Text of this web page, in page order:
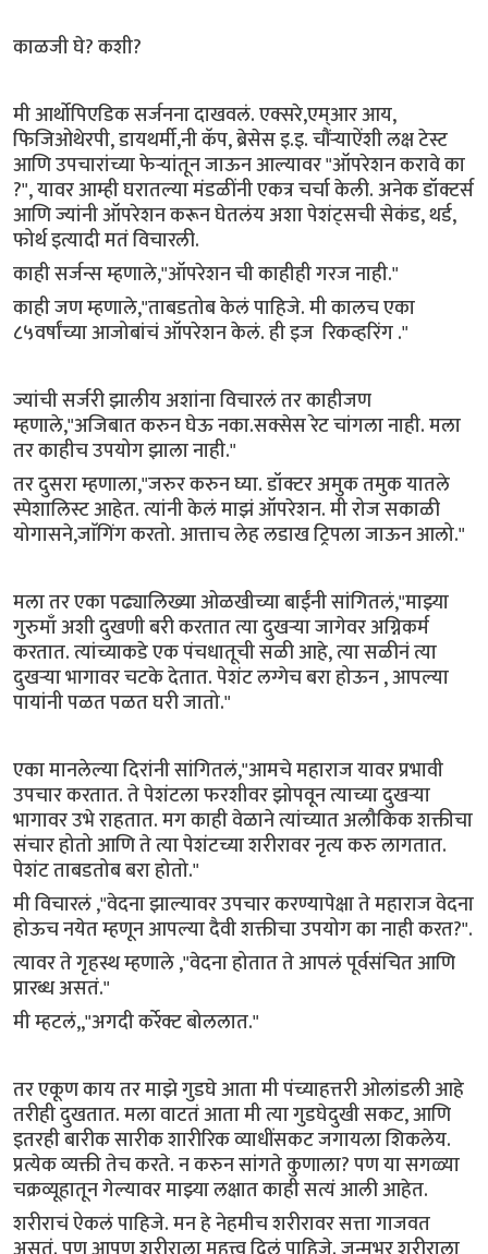
काळजी घे? कशी?
मी आर्थोपिएडिक सर्जनना दाखवलं. एक्सरे,एम्आर आय,
फिजिओथेरपी, डायथर्मी,नी कॅप, ब्रेसेस इ.इ. चौंऱ्याऐंशी लक्ष टेस्ट
आणि उपचारांच्या फेऱ्यांतून जाऊन आल्यावर "ऑपरेशन करावे का
?", यावर आम्ही घरातल्या मंडळींनी एकत्र चर्चा केली. अनेक डॉक्टर्स
आणि ज्यांनी ऑपरेशन करून घेतलंय अशा पेशंट्सची सेकंड, थर्ड,
फोर्थ इत्यादी मतं विचारली.
काही सर्जन्स म्हणाले,"ऑपरेशन ची काहीही गरज नाही."
काही जण म्हणाले,"ताबडतोब केलं पाहिजे. मी कालच एका
८५वर्षांच्या आजोबांचं ऑपरेशन केलं. ही इज रिकव्हरिंग ."
ज्यांची सर्जरी झालीय अशांना विचारलं तर काहीजण
म्हणाले,"अजिबात करुन घेऊ नका.सक्सेस रेट चांगला नाही. मला
तर काहीच उपयोग झाला नाही."
तर दुसरा म्हणाला,"जरुर करुन घ्या. डॉक्टर अमुक तमुक यातले
स्पेशालिस्ट आहेत. त्यांनी केलं माझं ऑपरेशन. मी रोज सकाळी
योगासने,जाॅगिंग करतो. आत्ताच लेह लडाख ट्रिपला जाऊन आलो."
मला तर एका पढ्यालिख्या ओळखीच्या बाईंनी सांगितलं,"माझ्या
गुरुमाँ अशी दुखणी बरी करतात त्या दुखऱ्या जागेवर अग्निकर्म
करतात. त्यांच्याकडे एक पंचधातूची सळी आहे, त्या सळीनं त्या
दुखऱ्या भागावर चटके देतात. पेशंट लग्गेच बरा होऊन , आपल्या
पायांनी पळत पळत घरी जातो."
एका मानलेल्या दिरांनी सांगितलं,"आमचे महाराज यावर प्रभावी
उपचार करतात. ते पेशंटला फरशीवर झोपवून त्याच्या दुखऱ्या
भागावर उभे राहतात. मग काही वेळाने त्यांच्यात अलौकिक शक्तीचा
संचार होतो आणि ते त्या पेशंटच्या शरीरावर नृत्य करु लागतात.
पेशंट ताबडतोब बरा होतो."
मी विचारलं ,"वेदना झाल्यावर उपचार करण्यापेक्षा ते महाराज वेदना
होऊच नयेत म्हणून आपल्या दैवी शक्तीचा उपयोग का नाही करत?".
त्यावर ते गृहस्थ म्हणाले ,"वेदना होतात ते आपलं पूर्वसंचित आणि
प्रारब्ध असतं."
मी म्हटलं,,"अगदी कर्रेक्ट बोललात."
तर एकूण काय तर माझे गुडघे आता मी पंच्याहत्तरी ओलांडली आहे
तरीही दुखतात. मला वाटतं आता मी त्या गुडघेदुखी सकट, आणि
इतरही बारीक सारीक शारीरिक व्याधींसकट जगायला शिकलेय.
प्रत्येक व्यक्ती तेच करते. न करुन सांगते कुणाला? पण या सगळ्या
चक्रव्यूहातून गेल्यावर माझ्या लक्षात काही सत्यं आली आहेत.
शरीराचं ऐकलं पाहिजे. मन हे नेहमीच शरीरावर सत्ता गाजवत